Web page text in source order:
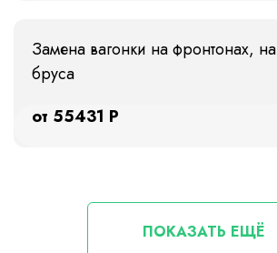
Замена вагонки на фронтонах,
бруса
от 55431 Р
ПОКАЗАТЬ ЕЩЁ